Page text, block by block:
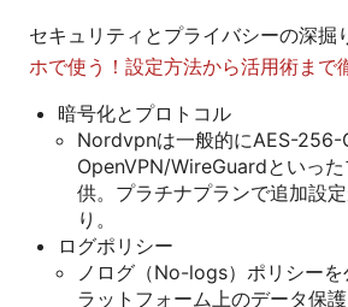
セキュリティとプライバシーの深掘
ホで使う！設定方法から活用術まで
暗号化とプロトコル
Nordvpnは一般的にAES-256-
OpenVPN/WireGuardといっ
供。プラチナプランで追加設
り。
ログポリシー
ノログ（No-logs）ポリシー
ラットフォーム上のデータ保